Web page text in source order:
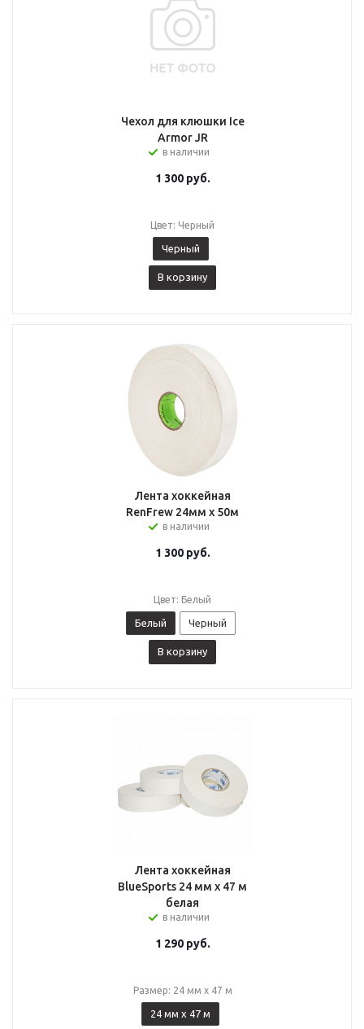
Чехол для клюшки Ice
Armor JR
в наличии
1 300руб.
Цвет: Черный
Черный
В корзину
Лента хоккейная
RenFrew 24мм х 50м
в наличии
1 300руб.
Цвет: Белый
Белый Черный
В корзину
Лента хоккейная
BlueSports 24 мм x 47 м
белая
в наличии
1 290руб.
Размер: 24 мм x 47 м
24 мм x 47 м